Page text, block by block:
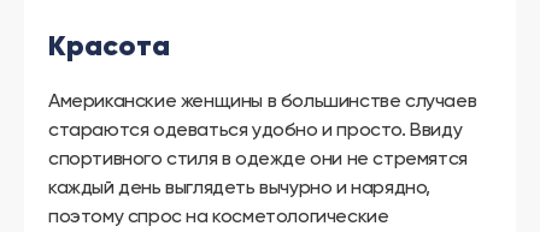
Красота
Американские женщины в большинстве случаев
стараются одеваться удобно и просто. Ввиду
спортивного стиля в одежде они не стремятся
каждый день выглядеть вычурно и нарядно,
поэтому спрос на косметологические